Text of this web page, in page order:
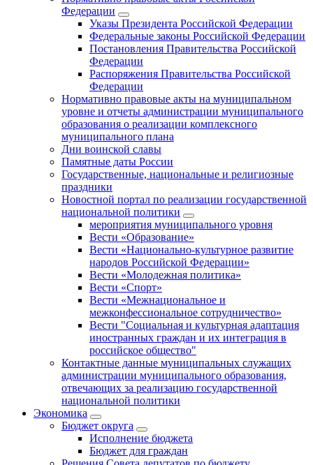
Федерации
Указы Президента Российской Федерации
Федеральные законы Российской Федерации
Постановления Правительства Российской
Федерации
Распоряжения Правительства Российской
Федерации
Нормативно правовые акты на муниципальном
уровне и отчеты администрации муниципального
образования о реализации комплексного
муниципального плана
Дни воинской славы
Памятные даты России
Государственные, национальные и религиозные
праздники
Новостной портал по реализации государственной
национальной политики
мероприятия муниципального уровня
Вести «Образование»
Вести «Национально-культурное развитие
народов Российской Федерации»
Вести «Молодежная политика»
Вести «Спорт»
Вести «Межнациональное и
межконфессиональное сотрудничество»
Вести "Социальная и культурная адаптация
иностранных граждан и их интеграция в
российское общество"
Контактные данные муниципальных служащих
администрации муниципального образования,
отвечающих за реализацию государственной
национальной политики
Экономика
Бюджет округa
Исполнение бюджета
Бюджет для граждан